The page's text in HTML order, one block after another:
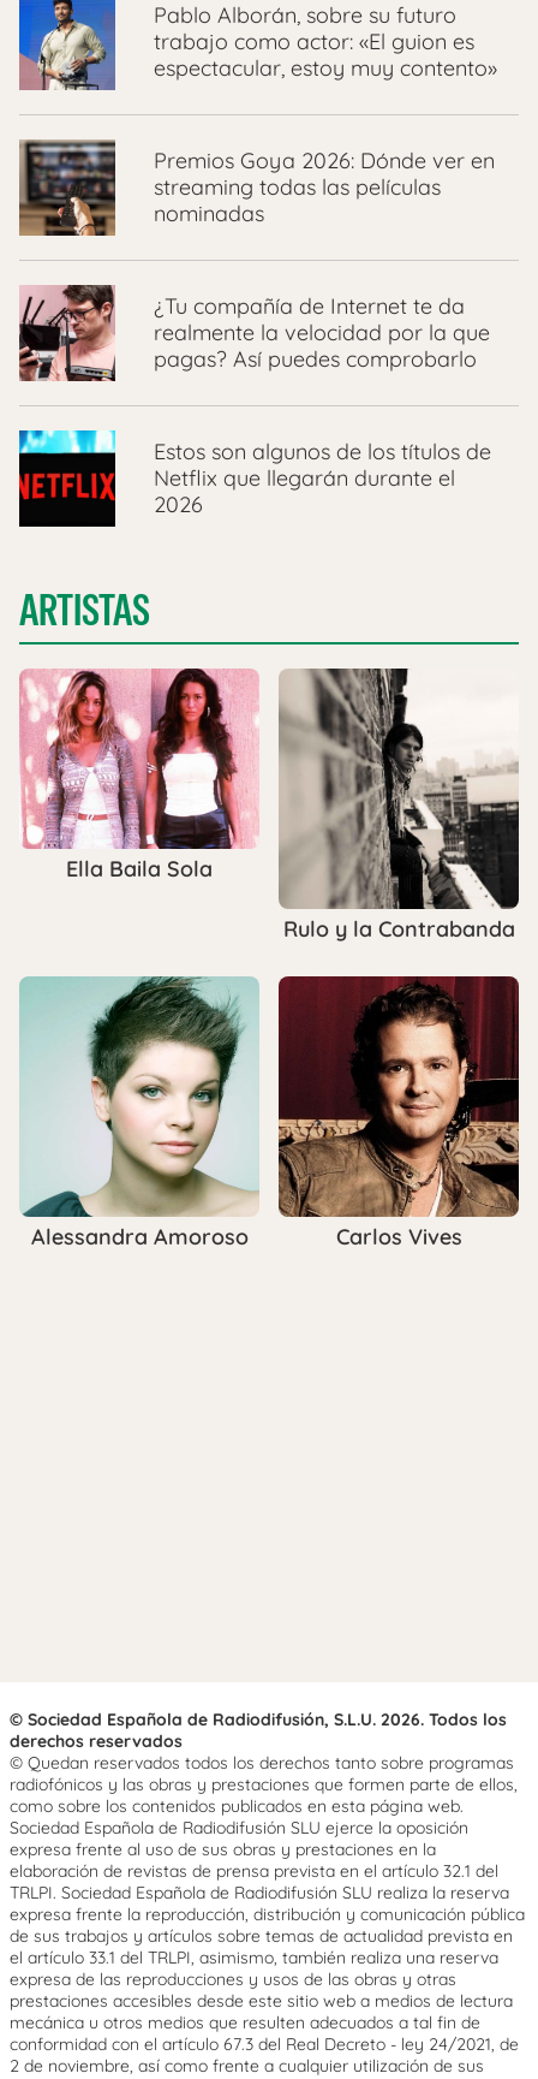
Pablo Alborán, sobre su futuro
trabajo como actor: «El guion es
espectacular, estoy muy contento»
Premios Goya 2026: Dónde ver en
streaming todas las películas
nominadas
¿Tu compañía de Internet te da
realmente la velocidad por la que
pagas? Así puedes comprobarlo
Estos son algunos de los títulos de
Netflix que llegarán durante el
2026
ARTISTAS
Ella Baila Sola
Rulo y la Contrabanda
Alessandra Amoroso Carlos Vives
© Sociedad Española de Radiodifusión, S.L.U. 2026. Todos los
derechos reservados
© Quedan reservados todos los derechos tanto sobre programas
radiofónicos y las obras y prestaciones que formen parte de ellos,
como sobre los contenidos publicados en esta página web.
Sociedad Española de Radiodifusión SLU ejerce la oposición
expresa frente al uso de sus obras y prestaciones en la
elaboración de revistas de prensa prevista en el artículo 32.1 del
TRLPI. Sociedad Española de Radiodifusión SLU realiza la reserva
expresa frente la reproducción, distribución y comunicación pública
de sus trabajos y artículos sobre temas de actualidad prevista en
el artículo 33.1 del TRLPI, asimismo, también realiza una reserva
expresa de las reproducciones y usos de las obras y otras
prestaciones accesibles desde este sitio web a medios de lectura
mecánica u otros medios que resulten adecuados a tal fin de
conformidad con el artículo 67.3 del Real Decreto - ley 24/2021, de
2 de noviembre, así como frente a cualquier utilización de sus